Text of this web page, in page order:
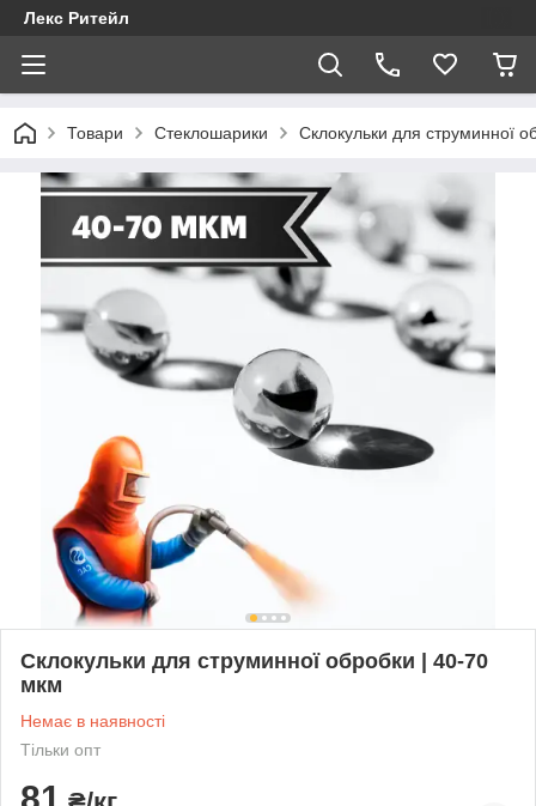
Лекс Ритейл
Товари Стеклошарики Склокульки для струминної
Склокульки для струминної обробки | 40-70
мкм
Немає в наявності
Тільки опт
81